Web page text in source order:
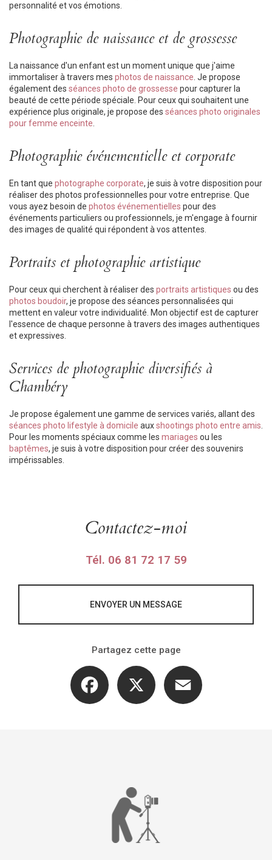
personnalité et vos émotions.
Photographie de naissance et de grossesse
La naissance d'un enfant est un moment unique que j'aime
immortaliser à travers mes photos de naissance . Je propose
également des séances photo de grossesse pour capturer la
beauté de cette période spéciale. Pour ceux qui souhaitent une
expérience plus originale, je propose des séances photo originales
pour femme enceinte
Photographie événementielle et corporate
En tant que photographe corporate, je suis à votre disposition pour
réaliser des photos professionnelles pour votre entreprise. Que
vous ayez besoin de photos événementielles pour des
événements particuliers ou professionnels, je m'engage à fournir
des images de qualité qui répondent à vos attentes.
Portraits et photographie artistique
Pour ceux qui cherchent à réaliser des portraits artistiques ou des
photos boudoir, je propose des séances personnalisées qui
mettent en valeur votre individualité. Mon objectif est de capturer
l'essence de chaque personne à travers des images authentiques
et expressives.
Services de photographie diversifiés à
Chambéry
Je propose également une gamme de services variés, allant des
séances photo lifestyle à domicile auxshootings photo entre amis
Pour les moments spéciaux comme les mariages ou les
baptêmes, je suis à votre disposition pour créer des souvenirs
impérissables.
Contactez-moi
Tél. 06 81 72 17 59
ENVOYER UN MESSAGE
Partagez cette page
Facebook